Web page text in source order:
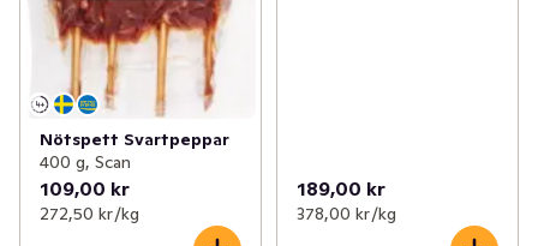
Nötspett Svartpeppar
400 g, Scan
109,00 kr
272,50 kr /kg
189,00 kr
378,00 kr /kg